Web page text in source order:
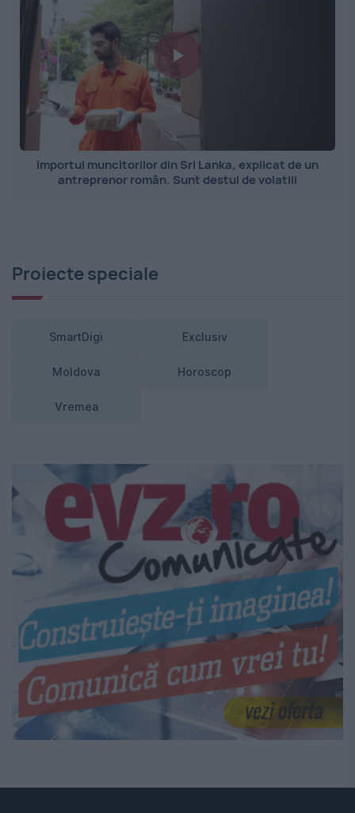
Importul muncitorilor din Sri Lanka, explicat de un
antreprenor român. Sunt destul de volatili
Proiecte speciale
SmartDigi Exclusiv
Moldova Horoscop
Vremea